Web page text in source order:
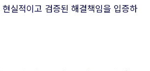
실적이고 검증된 해결책임을 입증하